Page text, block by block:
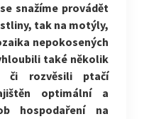
snažíme provádět
tak na motýly,
nepokosených
také několik
či rozvěsili ptačí
optimální a
hospodaření na